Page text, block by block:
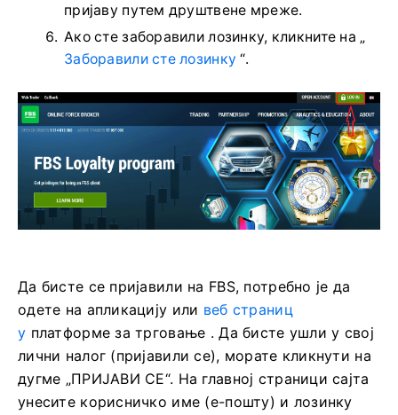
пријаву путем друштвене мреже.
Ако сте заборавили лозинку, кликните на „
Заборавили сте лозинку “.
Да бисте се пријавили на FBS, потребно је да
одете на апликацију или веб страниц
у платформе за трговање . Да бисте ушли у свој
лични налог (пријавили се), морате кликнути на
дугме „ПРИЈАВИ СЕ“. На главној страници сајта
унесите корисничко име (е-пошту) и лозинку